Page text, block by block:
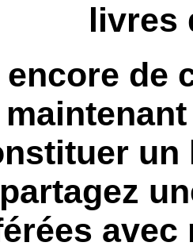
livres
encore de
un
partagez
avec